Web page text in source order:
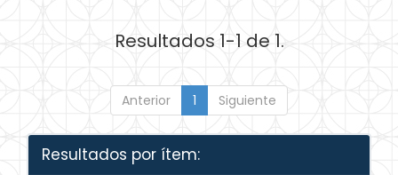
Resultados 1-1 de 1.
Anterior 1 Siguiente
Resultados por ítem: